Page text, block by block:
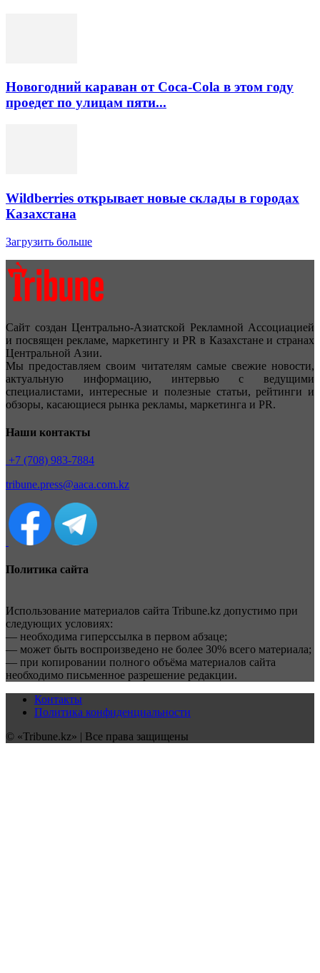
Новогодний караван от Coca-Cola в этом году
проедет по улицам пяти...
Wildberries открывает новые склады в городах
Казахстана
Загрузить больше
Сайт создан Центрально-Азиатской Рекламной Ассоциацией
и посвящен рекламе, маркетингу и PR в Казахстане и странах
Центральной Азии.
Мы предоставляем своим читателям самые свежие новости,
актуальную информацию, интервью с ведущими
специалистами, интересные и полезные статьи, рейтинги и
обзоры, касающиеся рынка рекламы, маркетинга и PR.
Наши контакты
+7 (708) 983-7884
tribune.press@aaca.com.kz
Политика сайта
Использование материалов сайта Tribune.kz допустимо при
следующих условиях:
— необходима гиперссылка в первом абзаце;
— может быть воспроизведено не более 30% всего материала;
— при копировании полного объёма материалов сайта
необходимо письменное разрешение редакции.
Контакты
Политика конфиденциальности
© «Tribune.kz» | Все права защищены